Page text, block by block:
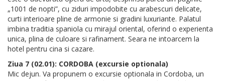
„1001 de nopti”, cu ziduri impodobite cu arabescuri delicate,
curti interioare pline de armonie si gradini luxuriante. Palatul
imbina traditia spaniola cu mirajul oriental, oferind o experienta
unica, plina de culoare si rafinament. Seara ne intoarcem la
hotel pentru cina si cazare.
Ziua 7 (02.01): CORDOBA (excursie optionala)
Mic dejun. Va propunem o excursie optionala in Cordoba, un